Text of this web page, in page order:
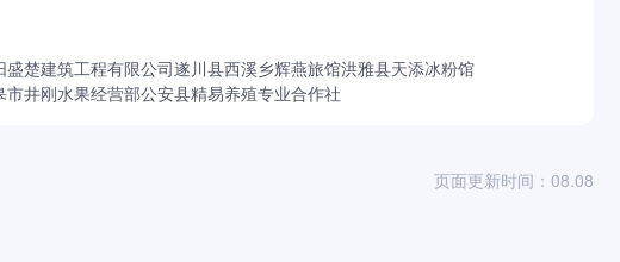
盛楚建筑工程有限公司遂川县西溪乡辉燕旅馆洪雅县天添冰粉馆
市井刚水果经营部公安县精易养殖专业合作社
页面更新时间：08.08